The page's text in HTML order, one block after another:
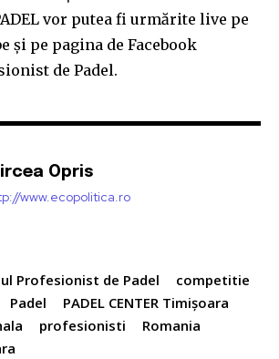
vor putea fi urmărite live pe
și pe pagina de Facebook
de Padel.
Opris
www.ecopolitica.ro
Profesionist de Padel
competitie
Padel
PADEL CENTER Timișoara
profesionisti
Romania